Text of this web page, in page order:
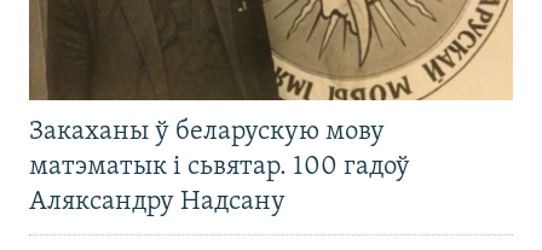
Закаханы ў беларускую мову
матэматык і сьвятар. 100 гадоў
Аляксандру Надсану